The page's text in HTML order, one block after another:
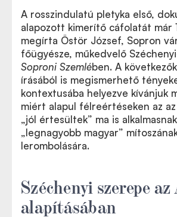
A rosszindulatú pletyka első,
alapozott kimerítő cáfolatát már
Östör József írása itt olvasható
megírta Östör József, Sopron
főügyésze, műkedvelő
Soproni Szemlében. A
írásából is megismerhető
kontextusába helyezve kívánjuk
miért alapul félreértéseken az
„jól értesültek” ma is
„legnagyobb magyar”
lerombolására.
Széchenyi szerepe
alapításában